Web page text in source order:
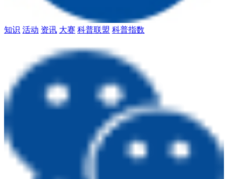
知识 活动 资讯 大赛 科普联盟 科普指数